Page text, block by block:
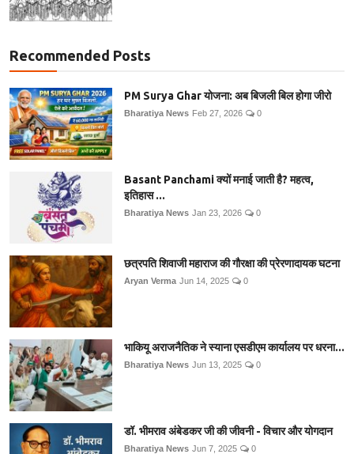
Recommended Posts
PM Surya Ghar योजना: अब बिजली बिल होगा जीरो
Bharatiya News Feb 27, 2026 0
Basant Panchami क्यों मनाई जाती है? महत्व,
इतिहास ...
Bharatiya News Jan 23, 2026 0
छत्रपति शिवाजी महाराज की गौरक्षा की प्रेरणादायक घटना
Aryan Verma Jun 14, 2025 0
भाकियू अराजनैतिक ने स्याना एसडीएम कार्यालय पर धरना...
Bharatiya News Jun 13, 2025 0
डॉ. भीमराव अंबेडकर जी की जीवनी - विचार और योगदान
Bharatiya News Jun 7, 2025 0